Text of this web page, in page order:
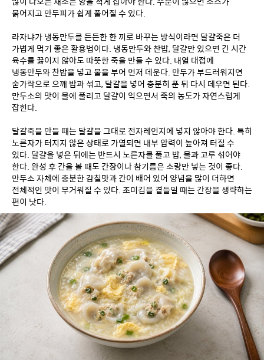
묽어지고 만두피가 쉽게 풀어질 수 있다.
라자냐가 냉동만두를 든든한 한 끼로 바꾸는 방식이라면 달걀죽은 더
가볍게 먹기 좋은 활용법이다. 냉동만두와 찬밥, 달걀만 있으면 긴 시간
육수를 끓이지 않아도 따뜻한 죽을 만들 수 있다. 내열 대접에
냉동만두와 찬밥을 넣고 물을 부어 먼저 데운다. 만두가 부드러워지면
숟가락으로 으깨 밥과 섞고, 달걀을 넣어 충분히 푼 뒤 다시 데우면 된다.
만두소의 맛이 물에 풀리고 달걀이 익으면서 죽의 농도가 자연스럽게
잡힌다.
달걀죽을 만들 때는 달걀을 그대로 전자레인지에 넣지 않아야 한다. 특히
노른자가 터지지 않은 상태로 가열되면 내부 압력이 높아져 터질 수
있다. 달걀을 넣은 뒤에는 반드시 노른자를 풀고 밥, 물과 고루 섞어야
한다. 완성 후 간을 볼 때도 간장이나 참기름은 소량만 넣는 것이 좋다.
만두소 자체에 충분한 감칠맛과 간이 배어 있어 양념을 많이 더하면
전체적인 맛이 무거워질 수 있다. 조미김을 곁들일 때는 간장을 생략하는
편이 낫다.